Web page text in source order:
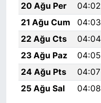
20 Ağu Per
04:02
21 Ağu Cum
04:03
22 Ağu Cts
04:04
23 Ağu Paz
04:05
24 Ağu Pts
04:07
25 Ağu Sal
04:08